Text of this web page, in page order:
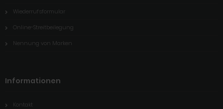
Wiederrufsformular
Online-Streitbeilegung
Nennung von Marken
Informationen
Kontakt